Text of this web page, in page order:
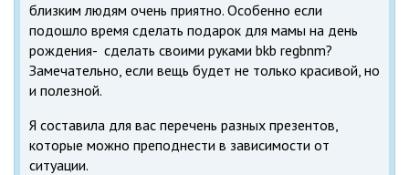
близким людям очень приятно. Особенно если
подошло время сделать подарок для мамы на день
рождения- сделать своими руками bkb regbnm?
Замечательно, если вещь будет не только красивой, но
и полезной.
Я составила для вас перечень разных презентов,
которые можно преподнести в зависимости от
ситуации.